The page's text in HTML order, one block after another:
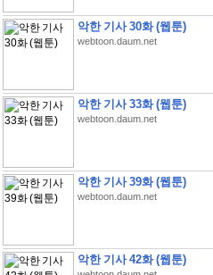
악한 기사 30화 (웹툰)
webtoon.daum.net
악한 기사 33화 (웹툰)
webtoon.daum.net
악한 기사 39화 (웹툰)
webtoon.daum.net
악한 기사 42화 (웹툰)